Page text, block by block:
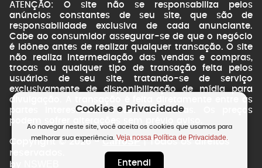
ATENÇÃO: O site não se responsabiliza pelos
anúncios constantes de seu site, que são de
responsabilidade exclusiva de cada anunciante.
Cabe ao consumidor assegurar-se de que o negócio
é idôneo antes de realizar qualquer transação. O site
não realiza intermediação das vendas e compras,
trocas ou qualquer tipo de transação feita pelos
usuários de seu site, tratando-se de serviço
exclusivamente de disponibilização de mídia para
divulgação. A transação é feita diretamente entre as
partes interessadas. Fotos ilustrativas. Os preços
podem sofrer alterações sem prévio aviso.
Copyright © 2026 -CarroSP| Todos os direitos
reservados.
by
Cookies e Privacidade
Ao navegar neste site, você aceita os cookies que usamos para
melhorar sua experiência.Veja nossa Política de Privacidade.
Entendi